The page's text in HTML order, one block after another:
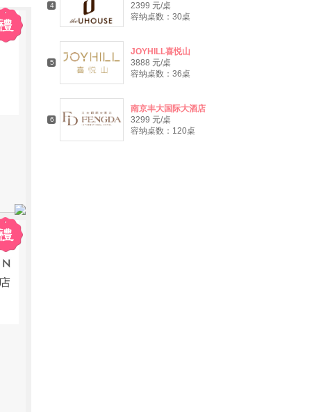
4
2399 元/桌
容纳桌数：30桌
5
JOYHILL喜悦山
3888 元/桌
容纳桌数：36桌
6
南京丰大国际大酒店
3299 元/桌
容纳桌数：120桌